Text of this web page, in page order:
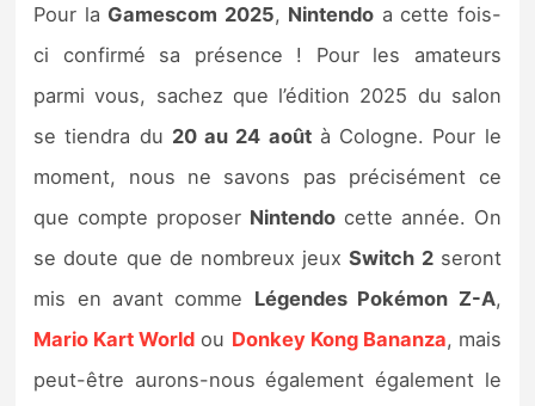
Pour la Gamescom 2025, Nintendo a cette fois-
ci confirmé sa présence ! Pour les amateurs
parmi vous, sachez que l’édition 2025 du salon
se tiendra du 20 au 24 aoûtà Cologne. Pour le
moment, nous ne savons pas précisément ce
que compte proposer Nintendocette année. On
se doute que de nombreux jeuxSwitch 2seront
mis en avant comme Légendes Pokémon Z-A,
Mario Kart World ou Donkey Kong Bananza, mais
peut-être aurons-nous également également le